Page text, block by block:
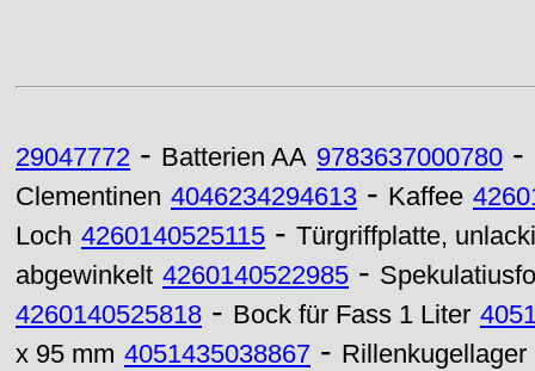
29047772 - Batterien AA 9783637000780 -
Clementinen 4046234294613 - Kaffee
Loch 4260140525115 - Türgriffplatte,
abgewinkelt 4260140522985 -
4260140525818 - Bock für Fass 1 Liter
x 95 mm 4051435038867 - Rillenkugellager